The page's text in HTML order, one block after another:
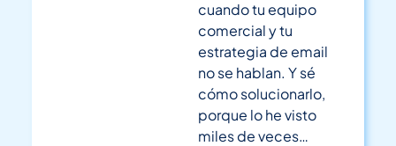
cuando tu equipo
comercial y tu
estrategia de email
no se hablan. Y sé
cómo solucionarlo,
porque lo he visto
miles de veces…